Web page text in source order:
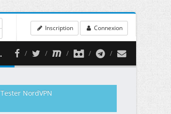
Inscription Connexion
Tester NordVPN